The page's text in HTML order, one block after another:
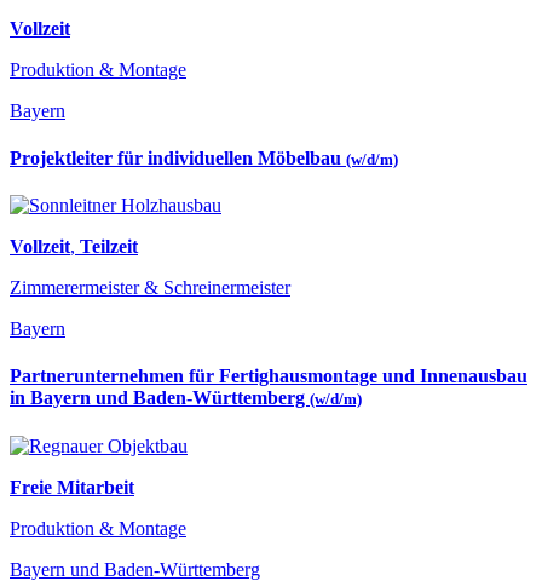
Vollzeit
Produktion & Montage
Bayern
Projektleiter für individuellen Möbelbau (w/d/m)
Vollzeit, Teilzeit
Zimmerermeister & Schreinermeister
Bayern
Partnerunternehmen für Fertighausmontage und Innenausbau
in Bayern und Baden-Württemberg (w/d/m)
Freie Mitarbeit
Produktion & Montage
Bayern und Baden-Württemberg